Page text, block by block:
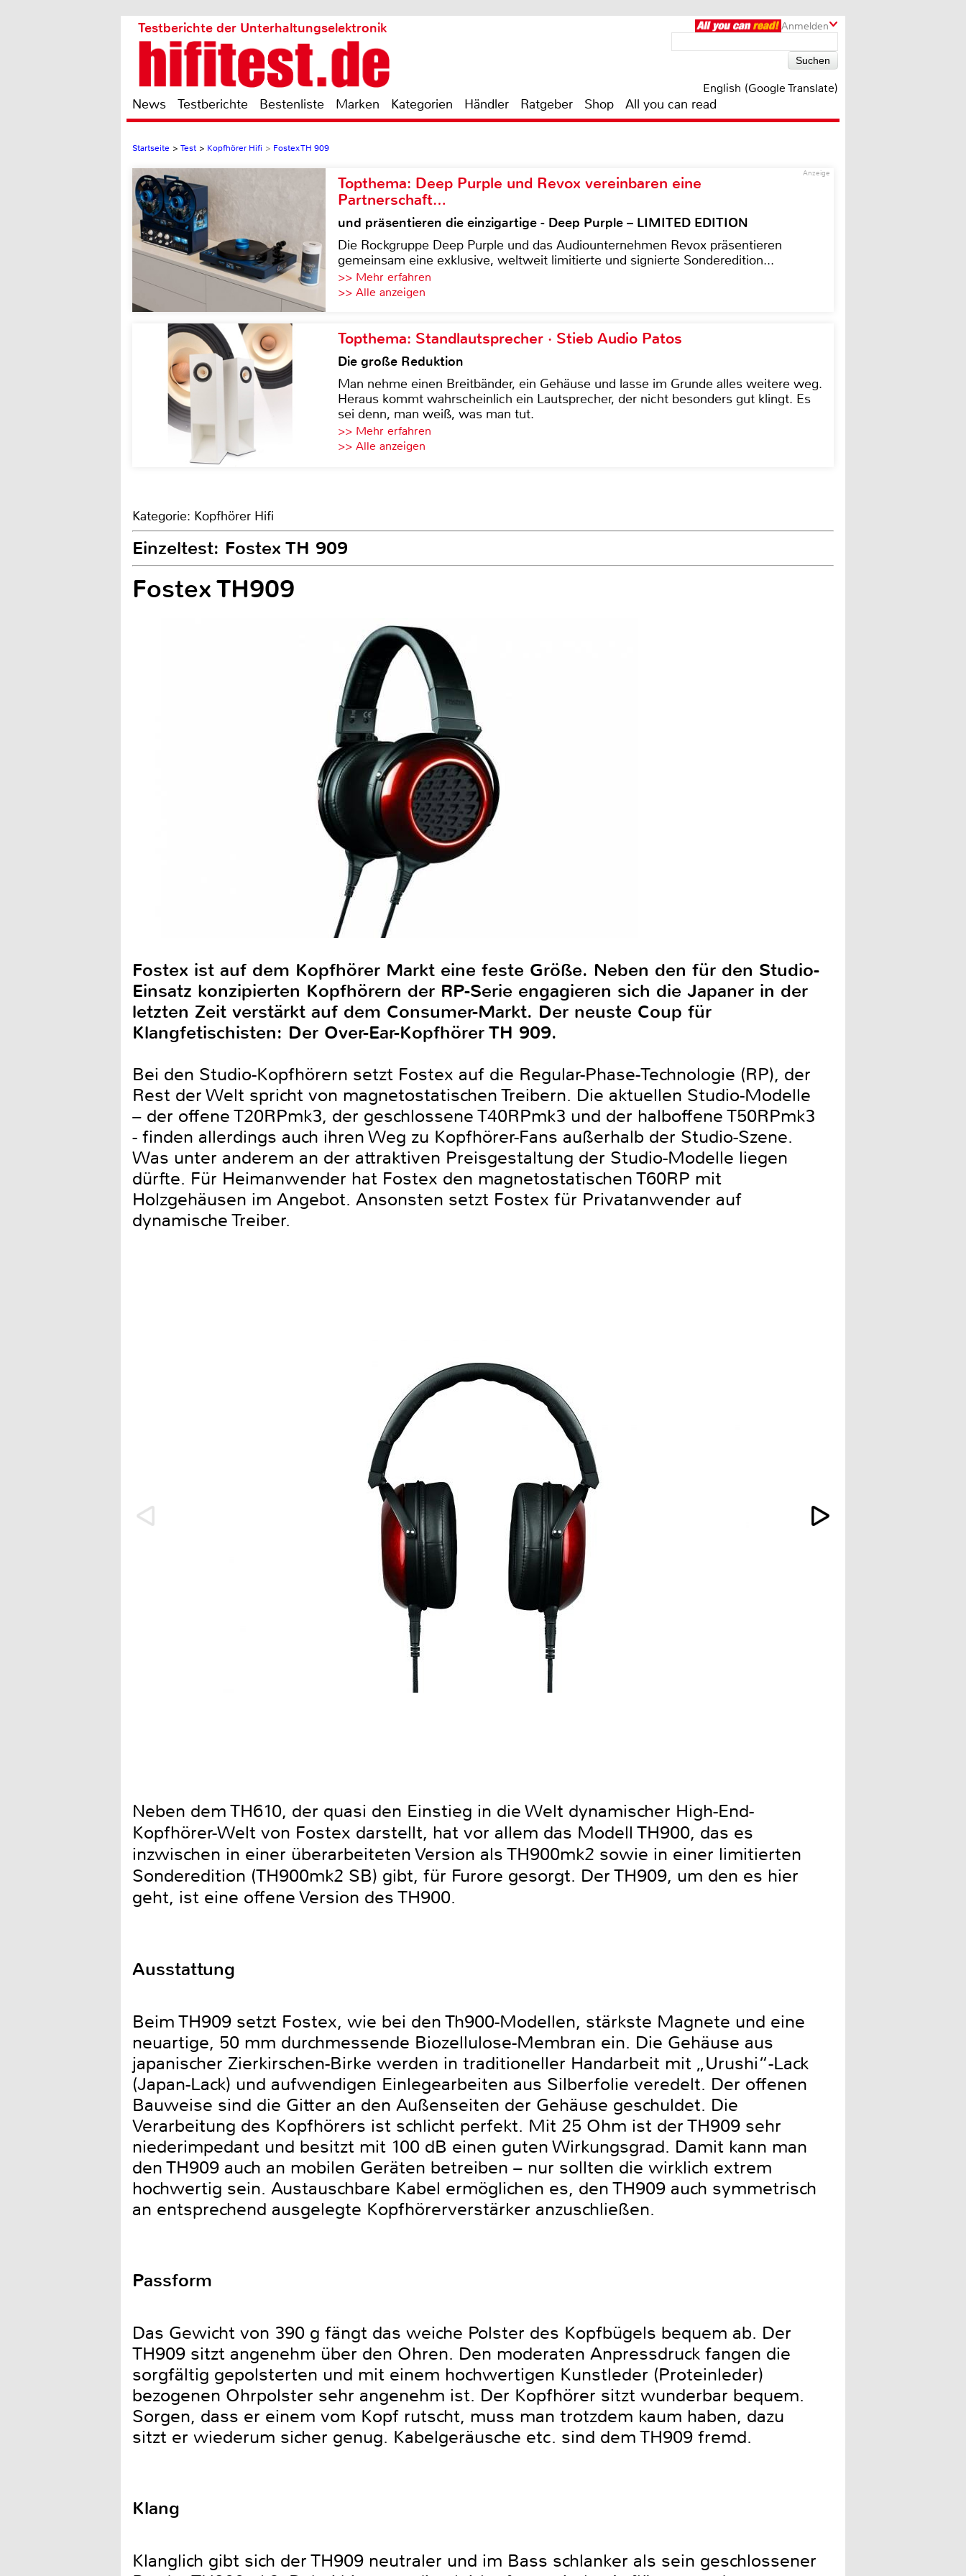
Anmelden
Testberichte der Unterhaltungselektronik
English (Google Translate)
News Testberichte Bestenliste Marken Kategorien Händler Ratgeber Shop All you can read
Startseite > Test > Kopfhörer Hifi > Fostex TH 909
Anzeige
Topthema: Deep Purple und Revox vereinbaren eine
Partnerschaft…
und präsentieren die einzigartige - Deep Purple – LIMITED EDITION
Die Rockgruppe Deep Purple und das Audiounternehmen Revox präsentieren
gemeinsam eine exklusive, weltweit limitierte und signierte Sonderedition...
>> Mehr erfahren
>> Alle anzeigen
Topthema: Standlautsprecher · Stieb Audio Patos
Die große Reduktion
Man nehme einen Breitbänder, ein Gehäuse und lasse im Grunde alles weitere weg.
Heraus kommt wahrscheinlich ein Lautsprecher, der nicht besonders gut klingt. Es
sei denn, man weiß, was man tut.
>> Mehr erfahren
>> Alle anzeigen
Kategorie: Kopfhörer Hifi
Einzeltest: Fostex TH 909
Fostex TH909
Fostex ist auf dem Kopfhörer Markt eine feste Größe. Neben den für den Studio-
Einsatz konzipierten Kopfhörern der RP-Serie engagieren sich die Japaner in der
letzten Zeit verstärkt auf dem Consumer-Markt. Der neuste Coup für
Klangfetischisten: Der Over-Ear-Kopfhörer TH 909.
Bei den Studio-Kopfhörern setzt Fostex auf die Regular-Phase-Technologie (RP), der
Rest der Welt spricht von magnetostatischen Treibern. Die aktuellen Studio-Modelle
– der offene T20RPmk3, der geschlossene T40RPmk3 und der halboffene T50RPmk3
- finden allerdings auch ihren Weg zu Kopfhörer-Fans außerhalb der Studio-Szene.
Was unter anderem an der attraktiven Preisgestaltung der Studio-Modelle liegen
dürfte. Für Heimanwender hat Fostex den magnetostatischen T60RP mit
Holzgehäusen im Angebot. Ansonsten setzt Fostex für Privatanwender auf
dynamische Treiber.
Neben dem TH610, der quasi den Einstieg in die Welt dynamischer High-End-
Kopfhörer-Welt von Fostex darstellt, hat vor allem das Modell TH900, das es
inzwischen in einer überarbeiteten Version als TH900mk2 sowie in einer limitierten
Sonderedition (TH900mk2 SB) gibt, für Furore gesorgt. Der TH909, um den es hier
geht, ist eine offene Version des TH900.
Ausstattung
Beim TH909 setzt Fostex, wie bei den Th900-Modellen, stärkste Magnete und eine
neuartige, 50 mm durchmessende Biozellulose-Membran ein. Die Gehäuse aus
japanischer Zierkirschen-Birke werden in traditioneller Handarbeit mit „Urushi“-Lack
(Japan-Lack) und aufwendigen Einlegearbeiten aus Silberfolie veredelt. Der offenen
Bauweise sind die Gitter an den Außenseiten der Gehäuse geschuldet. Die
Verarbeitung des Kopfhörers ist schlicht perfekt. Mit 25 Ohm ist der TH909 sehr
niederimpedant und besitzt mit 100 dB einen guten Wirkungsgrad. Damit kann man
den TH909 auch an mobilen Geräten betreiben – nur sollten die wirklich extrem
hochwertig sein. Austauschbare Kabel ermöglichen es, den TH909 auch symmetrisch
an entsprechend ausgelegte Kopfhörerverstärker anzuschließen.
Passform
Das Gewicht von 390 g fängt das weiche Polster des Kopfbügels bequem ab. Der
TH909 sitzt angenehm über den Ohren. Den moderaten Anpressdruck fangen die
sorgfältig gepolsterten und mit einem hochwertigen Kunstleder (Proteinleder)
bezogenen Ohrpolster sehr angenehm ist. Der Kopfhörer sitzt wunderbar bequem.
Sorgen, dass er einem vom Kopf rutscht, muss man trotzdem kaum haben, dazu
sitzt er wiederum sicher genug. Kabelgeräusche etc. sind dem TH909 fremd.
Klang
Klanglich gibt sich der TH909 neutraler und im Bass schlanker als sein geschlossener